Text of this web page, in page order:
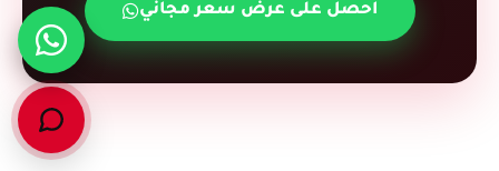
احصل على عرض سعر مجاني